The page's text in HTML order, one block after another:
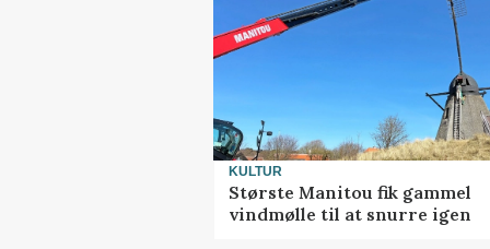
KULTUR
Største Manitou fik gammel
vindmølle til at snurre igen